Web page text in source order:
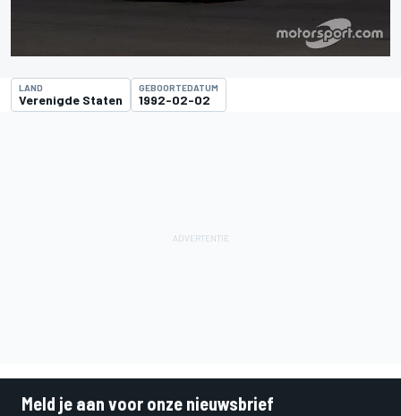
LAND
Verenigde Staten
GEBOORTEDATUM
1992-02-02
Meld je aan voor onze nieuwsbrief